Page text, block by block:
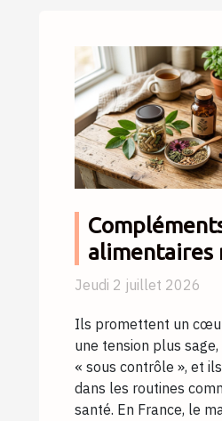
alimentaires
alliés ou
Jeudi 2 juillet 2026
Ils promettent un
une tension plus
« sous contrôle », et
dans les routines
santé. En France, le